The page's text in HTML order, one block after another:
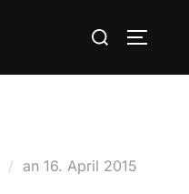
Suchen
an Veröffentlicht
16. April 2015